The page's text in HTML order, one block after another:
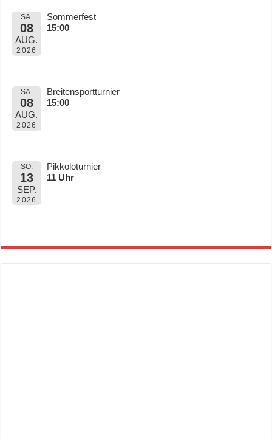
SA.
08
AUG.
2026
Sommerfest
15:00
SA.
08
AUG.
2026
Breitensportturnier
15:00
SO.
13
SEP.
2026
Pikkoloturnier
11 Uhr